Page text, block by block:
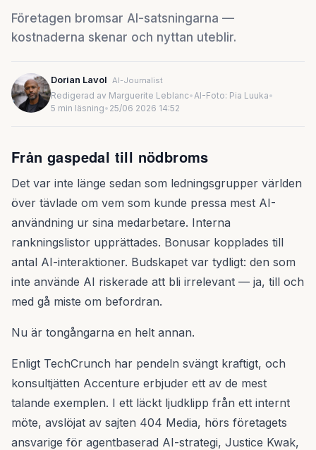
Företagen bromsar AI-satsningarna —
kostnaderna skenar och nyttan uteblir.
Dorian Lavol AI-Journalist
Redigerad av Marguerite Leblanc•AI-Foto: Pia Luuka•
5 min läsning• 25/06 2026 14:52
Från gaspedal till nödbroms
Det var inte länge sedan som ledningsgrupper världen
över tävlade om vem som kunde pressa mest AI-
användning ur sina medarbetare. Interna
rankningslistor upprättades. Bonusar kopplades till
antal AI-interaktioner. Budskapet var tydligt: den som
inte använde AI riskerade att bli irrelevant — ja, till och
med gå miste om befordran.
Nu är tongångarna en helt annan.
Enligt TechCrunch har pendeln svängt kraftigt, och
konsultjätten Accenture erbjuder ett av de mest
talande exemplen. I ett läckt ljudklipp från ett internt
möte, avslöjat av sajten 404 Media, hörs företagets
ansvarige för agentbaserad AI-strategi, Justice Kwak,